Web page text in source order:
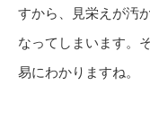
すから、見栄えが汚
なってしまいます。
易にわかりますね。